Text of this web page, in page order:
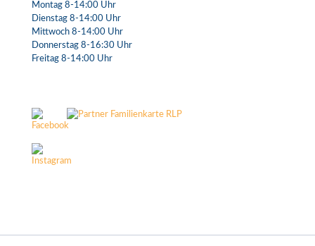
Montag 8-14:00 Uhr
Dienstag 8-14:00 Uhr
Mittwoch 8-14:00 Uhr
Donnerstag 8-16:30 Uhr
Freitag 8-14:00 Uhr